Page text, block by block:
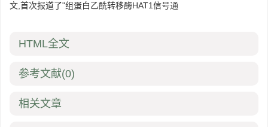
文,首次报道了"组蛋白乙酰转移酶HAT1信号通
HTML全文
参考文献(0)
相关文章